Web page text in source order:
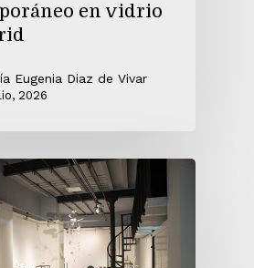
en vidrio
Eugenia Diaz de Vivar
2026